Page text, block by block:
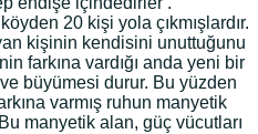
20 kişi yola çıkmışlardır.
kişinin kendisini unuttuğunu
farkına vardığı anda yeni bir
büyümesi durur. Bu yüzden
varmış ruhun manyetik
manyetik alan, güç vücutları